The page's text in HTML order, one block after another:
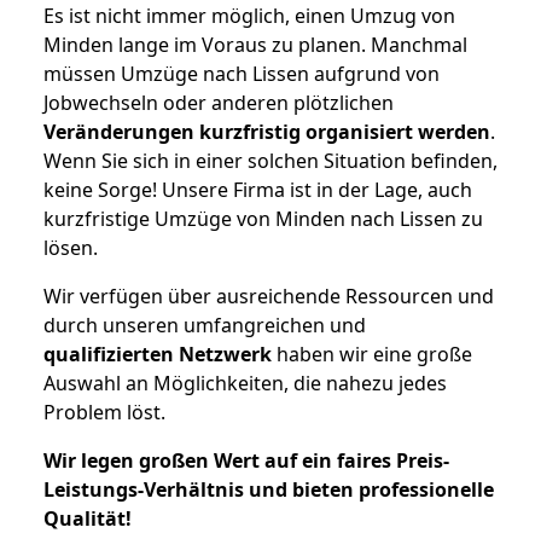
Es ist nicht immer möglich, einen Umzug von
Minden lange im Voraus zu planen. Manchmal
müssen Umzüge nach Lissen aufgrund von
Jobwechseln oder anderen plötzlichen
Veränderungen kurzfristig organisiert werden.
Wenn Sie sich in einer solchen Situation befinden,
keine Sorge! Unsere Firma ist in der Lage, auch
kurzfristige Umzüge von Minden nach Lissen zu
lösen.
Wir verfügen über ausreichende Ressourcen und
durch unseren umfangreichen und
qualifizierten Netzwerk haben wir eine große
Auswahl an Möglichkeiten, die nahezu jedes
Problem löst.
Wir legen großen Wert auf ein faires Preis-
Leistungs-Verhältnis und bieten professionelle
Qualität!